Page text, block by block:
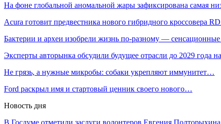
На фоне глобальной аномальной жары зафиксирована самая
Acura готовит предвестника нового гибридного кроссовера
Бактерии и археи изобрели жизнь по-разному —
Эксперты авторынка обсудили будущее отрасли до 2029 года
Не грязь, а нужные микробы: собаки укрепляют иммунитет…
Ford раскрыл имя и стартовый ценник своего нового…
Новость дня
В Госдуме отметили заслуги волонтеров Евгения